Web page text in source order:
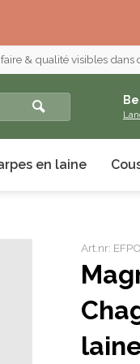
& qualité visibles dans
en laine
Art.nr: